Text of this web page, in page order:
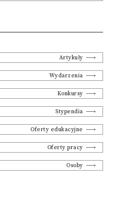
Artykuły
Wydarzenia
Konkursy
Stypendia
Oferty edukacyjne
Oferty pracy
Osoby